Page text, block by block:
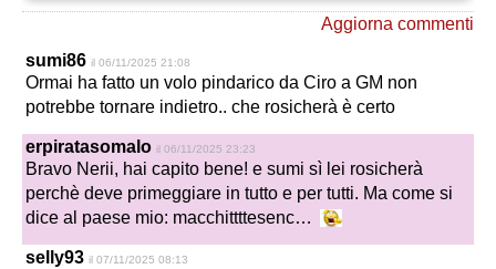
Aggiorna commenti
sumi86 il 06/11/2025 21:08
Ormai ha fatto un volo pindarico da Ciro a GM non
potrebbe tornare indietro.. che rosicherà è certo
erpiratasomalo il 06/11/2025 23:23
Bravo Nerii, hai capito bene! e sumi sì lei rosicherà
perchè deve primeggiare in tutto e per tutti. Ma come si
dice al paese mio: macchittttesenc…
selly93 il 07/11/2025 08:13